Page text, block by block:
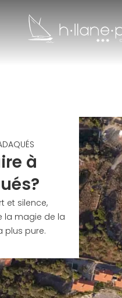
à
et silence,
la magie de la
plus pure.